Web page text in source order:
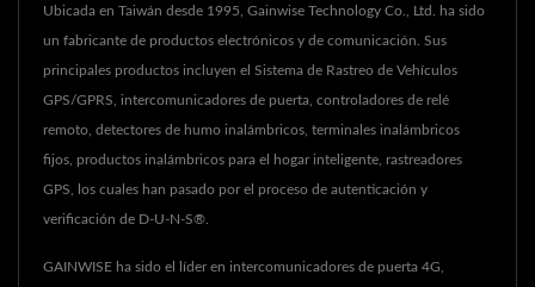
Ubicada en Taiwán desde 1995, Gainwise Technology Co., Ltd. ha sido
un fabricante de productos electrónicos y de comunicación. Sus
principales productos incluyen el Sistema de Rastreo de Vehículos
GPS/GPRS, intercomunicadores de puerta, controladores de relé
remoto, detectores de humo inalámbricos, terminales inalámbricos
fijos, productos inalámbricos para el hogar inteligente, rastreadores
GPS, los cuales han pasado por el proceso de autenticación y
verificación de D-U-N-S®.
GAINWISE ha sido el líder en intercomunicadores de puerta 4G,